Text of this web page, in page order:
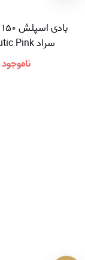
سراد Narqutic Pink
ناموجود